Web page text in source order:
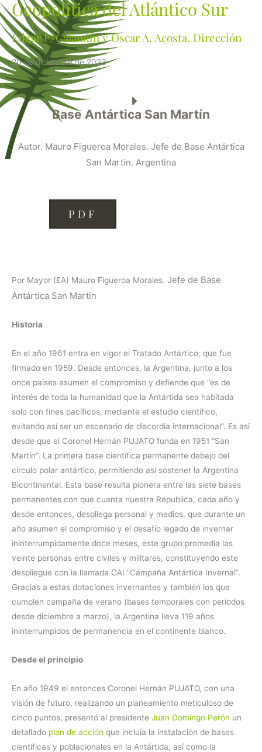
Geopolítica del Atlántico Sur
Edgar F. Calandín y Oscar A. Acosta. Dirección
20 de diciembre de 2023
Base Antártica San Martín
Autor. Mauro Figueroa Morales. Jefe de Base Antártica
San Martin. Argentina
PDF
Por Mayor (EA) Mauro Figueroa Morales. Jefe de Base
Antártica San Martin
Historia
En el año 1961 entra en vigor el Tratado Antártico, que fue
firmado en 1959. Desde entonces, la Argentina, junto a los
once países asumen el compromiso y defiende que “es de
interés de toda la humanidad que la Antártida sea habitada
solo con fines pacíficos, mediante el estudio científico,
evitando así ser un escenario de discordia internacional”. Es así
desde que el Coronel Hernán PUJATO funda en 1951 “San
Martín”. La primera base científica permanente debajo del
círculo polar antártico, permitiendo así sostener la Argentina
Bicontinental. Esta base resulta pionera entre las siete bases
permanentes con que cuanta nuestra Republica, cada año y
desde entonces, despliega personal y medios, que durante un
año asumen el compromiso y el desafío legado de invernar
ininterrumpidamente doce meses, este grupo promedia las
veinte personas entre civiles y militares, constituyendo este
despliegue con la llamada CAI “Campaña Antártica Invernal”.
Gracias a estas dotaciones invernantes y también los que
cumplen campaña de verano (bases temporales con periodos
desde diciembre a marzo), la Argentina lleva 119 años
ininterrumpidos de permanencia en el continente blanco.
Desde el principio
En año 1949 el entonces Coronel Hernán PUJATO, con una
visión de futuro, realizando un planeamiento meticuloso de
cinco puntos, presentó al presidente Juan Domingo Perón un
detallado plan de acción que incluía la instalación de bases
científicas y poblacionales en la Antártida, así como la